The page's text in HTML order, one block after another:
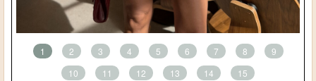
1 2 3 4 5 6 7 8
9
10
11 12 13 14 15